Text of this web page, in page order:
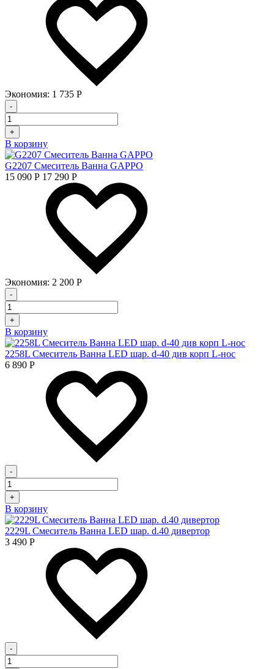
Экономия: 1 735 Р
-
+
В корзину
G2207 Смеситель Ванна GAPPO
15 090 Р 17 290 Р
Экономия: 2 200 Р
-
+
В корзину
2258L Смеситель Ванна LED шар. d-40 див корп L-нос
6 890 Р
-
+
В корзину
2229L Смеситель Ванна LED шар. d.40 дивертор
3 490 Р
-